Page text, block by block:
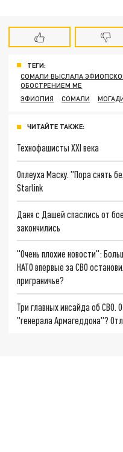
ТЕГИ:
СОМАЛИ ВЫСЛАЛА
ОБОСТРЕНИЕМ МЕ
ЭФИОПИЯ
СОМАЛИ
ЧИТАЙТЕ ТАКЖЕ:
Технофашисты XXI века
Оплеуха Маску. "Пора снять
Starlink
Даня с Дашей спаслись от
закончились
"Очень плохие новости":
НАТО впервые за СВО
приграничье?
Три главных инсайда об СВО.
"генерала Армагеддона"?